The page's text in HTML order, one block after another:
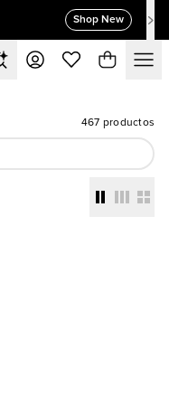
Shop New
467 productos